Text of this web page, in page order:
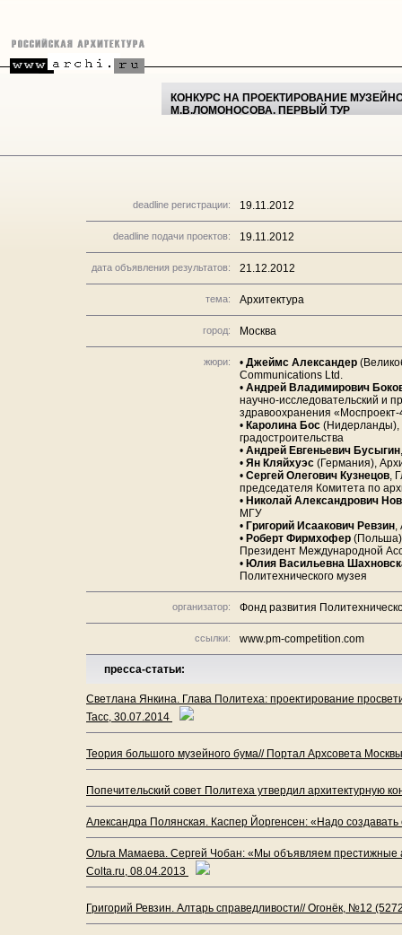
КОНКУРС НА ПРОЕКТИРОВАНИЕ
М.В.ЛОМОНОСОВА. ПЕРВЫЙ ТУР
deadline регистрации: 19.11.2012
deadline подачи проектов: 19.11.2012
дата объявления результатов: 21.12.2012
тема: Архитектура
город: Москва
жюри: • Джеймс Александер
Communications Ltd.
• Андрей Владимирович
научно-исследовательский и
здравоохранения
• Каролина Бос (Нидерланды),
градостроительства
• Андрей Евгеньевич Бусыгин
• Ян Кляйхуэс (Германия),
• Сергей Олегович Кузнецов,
председателя Комитета по
• Николай Александрович
МГУ
• Григорий Исаакович Ревзин,
• Роберт Фирмхофер
Президент Международной
• Юлия Васильевна
Политехнического музея
организатор: Фонд развития
ссылки: www.pm-competition.com
пресса-статьи:
Светлана Янкина. Глава Политеха: проектирование
Тасс, 30.07.2014
Теория большого музейного бума// Портал Архсовета
Попечительский совет Политеха утвердил архитектурную
Александра Полянская. Каспер Йоргенсен: «Надо
Ольга Мамаева. Сергей Чобан: «Мы объявляем престижные
Colta.ru, 08.04.2013
Григорий Ревзин. Алтарь справедливости// Огонёк, №12